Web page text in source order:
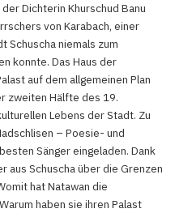
Dichterin Khurschud Banu
von Karabach, einer
Schuscha niemals zum
konnte. Das Haus der
auf dem allgemeinen Plan
zweiten Hälfte des 19.
Lebens der Stadt. Zu
– Poesie- und
Sänger eingeladen. Dank
aus Schuscha über die Grenzen
hat Natawan die
haben sie ihren Palast